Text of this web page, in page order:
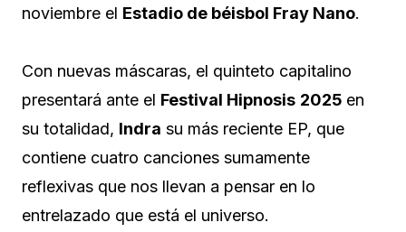
noviembre el Estadio de béisbol Fray Nano.
Con nuevas máscaras, el quinteto capitalino
presentará ante el Festival Hipnosis 2025 en
su totalidad, Indra su más reciente EP, que
contiene cuatro canciones sumamente
reflexivas que nos llevan a pensar en lo
entrelazado que está el universo.